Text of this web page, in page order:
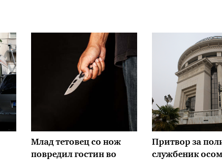
Млад тетовец со нож
повредил гостин во
Притвор за
службеник